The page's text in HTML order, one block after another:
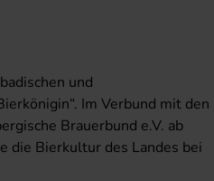
und
Im Verbund mit den
Brauerbund e.V. ab
die Bierkultur des Landes bei